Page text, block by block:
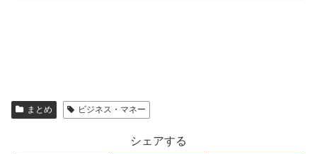
まとめ ビジネス・マネー
シェアする